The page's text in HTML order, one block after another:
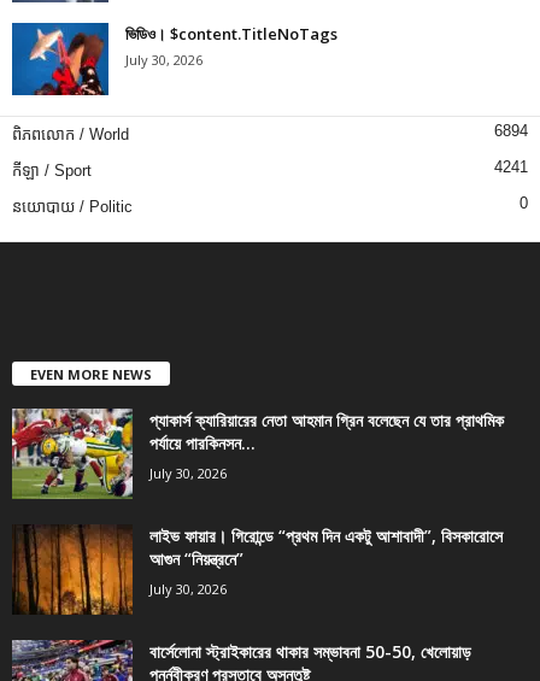
ভিডিও। $content.TitleNoTags
July 30, 2026
ពិភពលោក / World 6894
កីឡា / Sport 4241
នយោបាយ / Politic 0
EVEN MORE NEWS
প্যাকার্স ক্যারিয়ারের নেতা আহমান গ্রিন বলেছেন যে তার প্রাথমিক
পর্যায়ে পারকিনসন...
July 30, 2026
লাইভ ফায়ার। গিরোন্ডে “প্রথম দিন একটু আশাবাদী”, বিসকারোসে
আগুন “নিয়ন্ত্রনে”
July 30, 2026
বার্সেলোনা স্ট্রাইকারের থাকার সম্ভাবনা 50-50, খেলোয়াড়
পুনর্নবীকরণ প্রস্তাবে অসন্তুষ্ট